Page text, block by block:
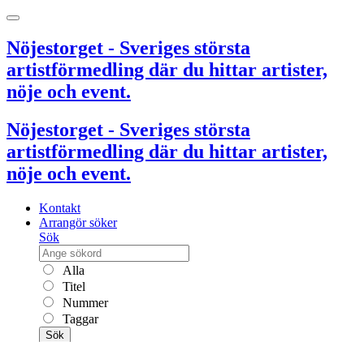
Nöjestorget - Sveriges största
artistförmedling där du hittar artister,
nöje och event.
Nöjestorget - Sveriges största
artistförmedling där du hittar artister,
nöje och event.
Kontakt
Arrangör söker
Sök
Alla
Titel
Nummer
Taggar
Sök